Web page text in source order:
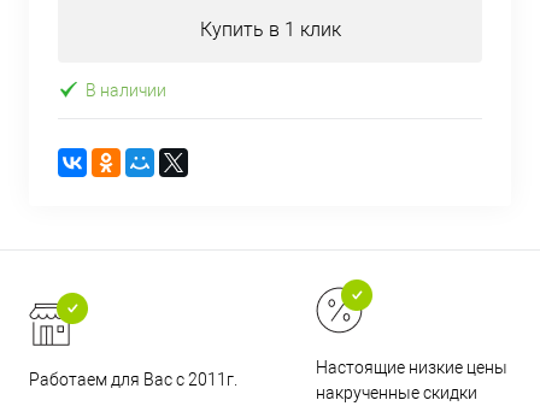
Купить в 1 клик
В наличии
Работаем для Вас с 2011г.
Настоящие низкие цены и
накрученные скидки